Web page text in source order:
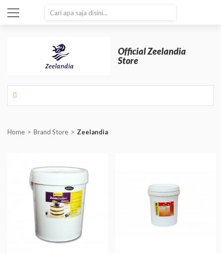
Official Zeelandia
Store
Home Brand Store Zeelandia